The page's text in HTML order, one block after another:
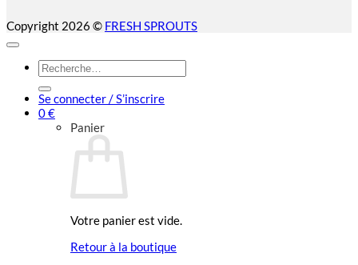
Copyright 2026 © FRESH SPROUTS
Recherche
pour :
Se connecter / S’inscrire
0€
Panier
Votre panier est vide.
Retour à la boutique